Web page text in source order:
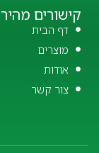
קישורים
דף הבית
מוצרים
אודות
צור קשר